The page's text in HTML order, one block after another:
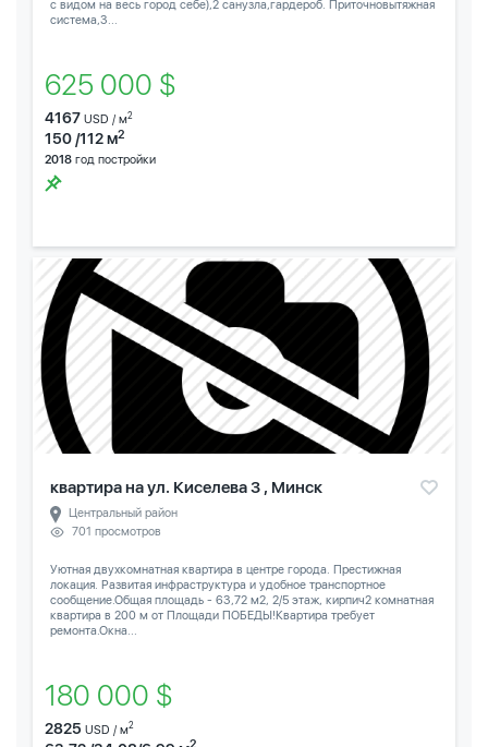
с видом на весь город себе),2 санузла,гардероб. Приточновытяжная
система,3...
625 000 $
4167 USD / м2
150 /112 м2
2018 год постройки
квартира на ул. Киселева 3 , Минск
Центральный район
701 просмотров
Уютная двухкомнатная квартира в центре города. Престижная
локация. Развитая инфраструктура и удобное транспортное
сообщение.Общая площадь - 63,72 м2, 2/5 этаж, кирпич2 комнатная
квартира в 200 м от Площади ПОБЕДЫ!Квартира требует
ремонта.Окна...
180 000 $
2825 USD / м2